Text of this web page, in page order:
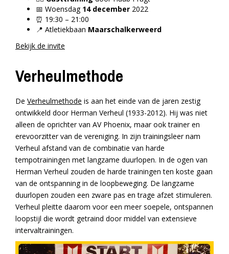
📅 Woensdag 14 december 2022
⏰ 19:30 – 21:00
📍 Atletiekbaan Maarschalkerweerd
Bekijk de invite
Verheulmethode
De Verheulmethode is aan het einde van de jaren zestig
ontwikkeld door Herman Verheul (1933-2012). Hij was niet
alleen de oprichter van AV Phoenix, maar ook trainer en
erevoorzitter van de vereniging. In zijn trainingsleer nam
Verheul afstand van de combinatie van harde
tempotrainingen met langzame duurlopen. In de ogen van
Herman Verheul zouden de harde trainingen ten koste gaan
van de ontspanning in de loopbeweging. De langzame
duurlopen zouden een zware pas en trage afzet stimuleren.
Verheul pleitte daarom voor een meer soepele, ontspannen
loopstijl die wordt getraind door middel van extensieve
intervaltrainingen.